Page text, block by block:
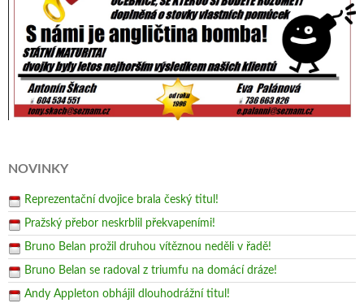
NOVINKY
Reprezentační dvojice brala český titul!
Pražský přebor neskrblil překvapeními!
Bruno Belan prožil druhou vítěznou neděli v řadě!
Bruno Belan se radoval z triumfu na domácí dráze!
Andy Appleton obhájil dlouhodrážní titul!